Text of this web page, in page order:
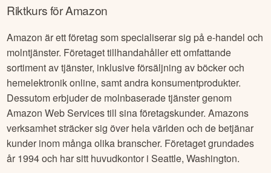
Riktkurs förAmazon
Amazon är ett företag som specialiserar sig på e-handel och
molntjänster. Företaget tillhandahåller ett omfattande
sortiment av tjänster, inklusive försäljning av böcker och
hemelektronik online, samt andra konsumentprodukter.
Dessutom erbjuder de molnbaserade tjänster genom
Amazon Web Services till sina företagskunder. Amazons
verksamhet sträcker sig över hela världen och de betjänar
kunder inom många olika branscher. Företaget grundades
år 1994 och har sitt huvudkontor i Seattle, Washington.